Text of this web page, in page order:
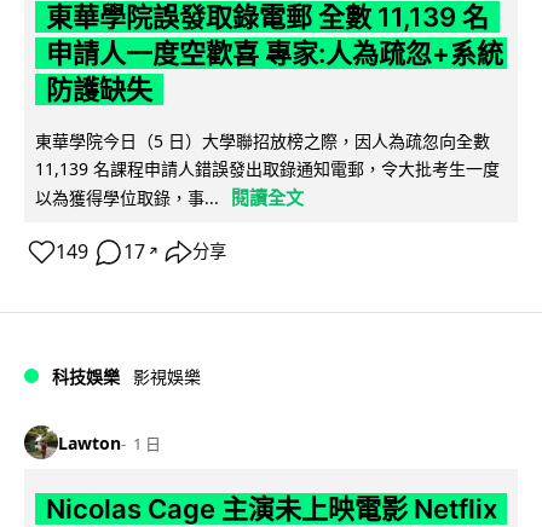
東華學院誤發取錄電郵 全數 11,139 名
申請人一度空歡喜 專家:人為疏忽+系統
防護缺失
東華學院今日（5 日）大學聯招放榜之際，因人為疏忽向全數
11,139 名課程申請人錯誤發出取錄通知電郵，令大批考生一度
以為獲得學位取錄，事...
閱讀全文
149 17 ↗ 分享
科技娛樂 影視娛樂
Lawton 1 日
Nicolas Cage 主演未上映電影 Netflix